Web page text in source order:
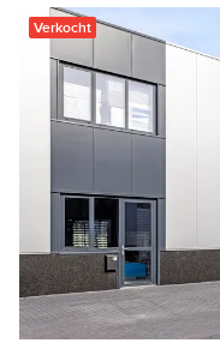
Verkocht